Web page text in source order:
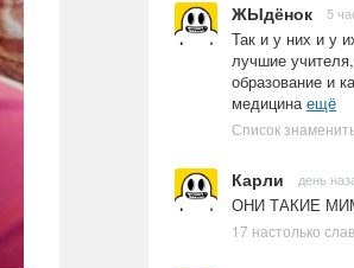
ЖЫдёнок 5
Так и у них и у
лучшие
образование и
медицинаещё
Карли день
ОНИ ТАКИЕ